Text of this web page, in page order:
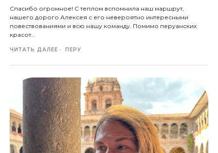
Спасибо огромное! С теплом вспомнила наш маршрут,
нашего дорого Алексея с его невероятно интересными
повествованиями и всю нашу команду. Помимо перуанских
красот...
ЧИТАТЬ ДАЛЕЕ ПЕРУ